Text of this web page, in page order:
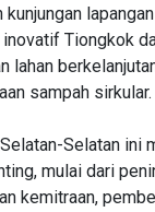
Tiongkok
lahan
sampah sirkular.
Selatan ini
mulai dari
kemitraan,